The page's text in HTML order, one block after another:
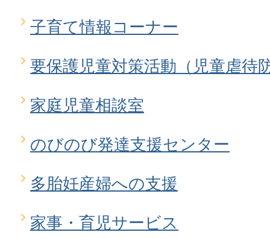
子育て情報コーナー
要保護児童対策活動（児童虐待
家庭児童相談室
のびのび発達支援センター
多胎妊産婦への支援
家事・育児サービス